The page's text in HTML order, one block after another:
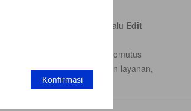
Konfirmasi
dapat mengklik ID instans lalu Edit
VPC. Tindakan ini segera memutus
menghindari gangguan layanan,